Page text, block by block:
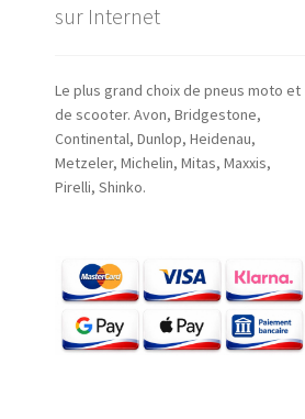
sur Internet
Le plus grand choix de pneus moto et
de scooter. Avon, Bridgestone,
Continental, Dunlop, Heidenau,
Metzeler, Michelin, Mitas, Maxxis,
Pirelli, Shinko.